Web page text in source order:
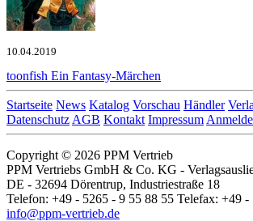
10.04.2019
toonfish Ein Fantasy-Märchen
Startseite News Katalog Vorschau Händler
Datenschutz AGB Kontakt Impressum
Copyright © 2026 PPM Vertrieb
PPM Vertriebs GmbH & Co. KG -
DE - 32694 Dörentrup, Industriestraße 18
Telefon: +49 - 5265 - 9 55 88 55 Telefax: +49
info@ppm-vertrieb.de